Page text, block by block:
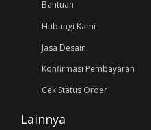
Bantuan
Hubungi Kami
Jasa Desain
Konfirmasi Pembayaran
Cek Status Order
Lainnya